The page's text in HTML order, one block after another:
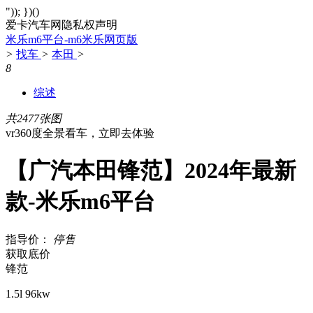
")); })()
爱卡汽车网隐私权声明
米乐m6平台-m6米乐网页版
> 找车 > 本田 >
8
综述
共2477张图
vr360度全景看车，立即去体验
【广汽本田锋范】2024年最新
款-米乐m6平台
指导价： 停售
获取底价
锋范
1.5l 96kw